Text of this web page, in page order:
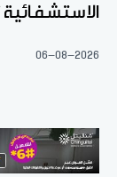
06-08-2026